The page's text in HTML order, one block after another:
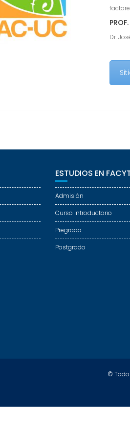
Dr.
ESTUDIOS EN
Admisión
Curso Introductorio
Pregrado
Postgrado
©